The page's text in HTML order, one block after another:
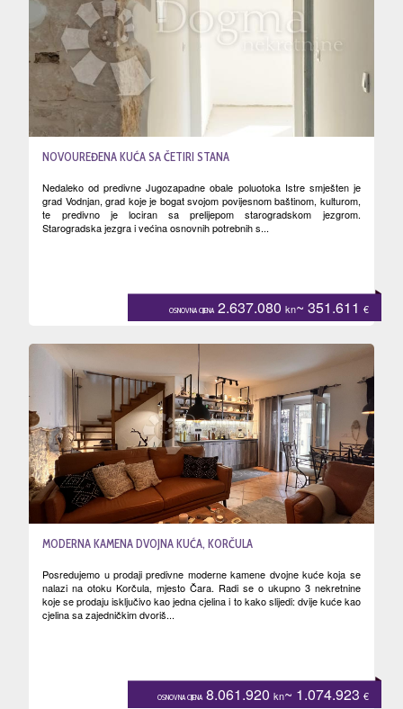
NOVOUREĐENA KUĆA SA ČETIRI STANA
Nedaleko od predivne Jugozapadne obale poluotoka Istre smješten je
grad Vodnjan, grad koje je bogat svojom povijesnom baštinom, kulturom,
te predivno je lociran sa prelijepom starogradskom jezgrom.
Starogradska jezgra i većina osnovnih potrebnih s...
OSNOVNA CIJENA 2.637.080 kn~ 351.611 €
MODERNA KAMENA DVOJNA KUĆA, KORČULA
Posredujemo u prodaji predivne moderne kamene dvojne kuće koja se
nalazi na otoku Korčula, mjesto Čara. Radi se o ukupno 3 nekretnine
koje se prodaju isključivo kao jedna cjelina i to kako slijedi: dvije kuće kao
cjelina sa zajedničkim dvoriš...
OSNOVNA CIJENA 8.061.920 kn~ 1.074.923 €